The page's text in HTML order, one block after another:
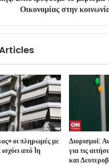
Οικονομίας στην
οι πληρωμές με
από 1η
Διορισμοί:
για τις
και